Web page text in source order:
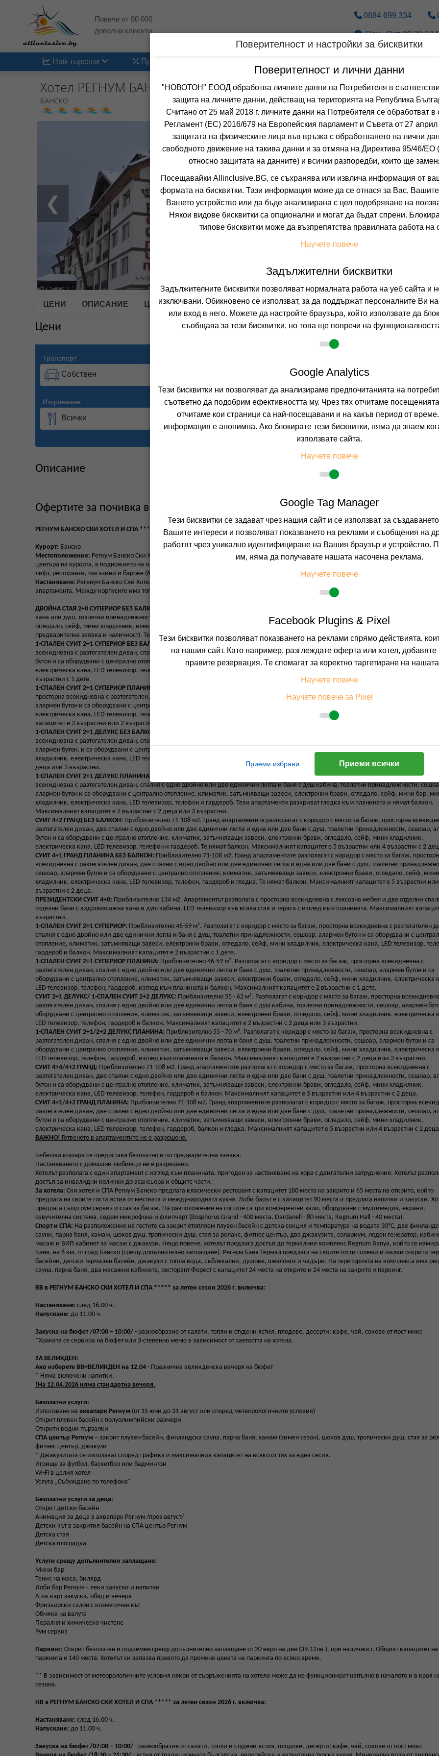
Повече от 80 000
доволни клиенти
0884 699 334
Пон.- Пет. 09.30-
Най-търсени Промоции
Хотел РЕГНУМ БАНСКО СКИ ХОТЕЛ И СПА
БАНСКО
❮ ❯
ЦЕНИ ОПИСАНИЕ ЦЕНИТЕ ВКЛЮЧВАТ УДОБСТВА В ХОТЕЛА FAQ ЗА ХОТЕЛА
Цени
Транспорт
Собствен
Изхранване Настаняване
Всички 2 възрастни
Описание
Офертите за почивка в хотел РЕГНУМ БАНСКО СКИ ХОТЕЛ И СПА включват
РЕГНУМ БАНСКО СКИ ХОТЕЛ И СПА ***** , Банско
Курорт: Банско
Местоположение: Регнум Банско Ски Хотел и Спа се намира в близост до ски зоната, на 600 м от първата станция на ски лифта и на 1200 м
центъра на курорта, в подножието на планина Пирин и в непосредствена близост до река Глазне. В близост до хотела има станция на
лифт, ресторанти, магазини и барове (600 м).
Настаняване: Регенум Банско Ски Хотел и СПА се състои от 5 сгради и предлага настаняване в 130 напълно обзаведени и оборудвани
апартамента. Между корпусите има топла връзка. Ресторантът и рецепцията се намират в блокове С и Д, а СПА центърът е в блок Б.
ДВОЙНА СТАЯ 2+0 СУПЕРИОР БЕЗ БАЛКОН:
вана или душ, тоалетни принадлежности, сешоар, алармен бутон, централно отопление, климатик, затъмняващи завеси, електронни
огледало, сейф, мини хладилник, електрическа кана, LED телевизор, телефон, гардероб, кухненски бокс (само в някои от тях, при
предварителна заявка и наличност). Тези стаи нямат балкон. Максималният капацитет е 2 възрастни.
1-СПАЛЕН СУИТ 2+1 СУПЕРИОР БЕЗ БАЛКОН:
2
. Апартаментите разполагат с коридор с място за багаж, просторна
всекидневна с разтегателен диван, спалня с едно двойно или две единични легла и баня с душ, тоалетни принадлежности, сешоар,
бутон и са оборудвани с централно отопление, климатик, затъмняващи завеси, електронни брави, огледало, сейф, мини хладилник,
електрическа кана, LED телевизор, телефон и гардероб. Тези апартаменти нямат балкон. Максималният капацитет е 3 възрастни или 2
възрастни с 1 дете.
1-СПАЛЕН СУИТ 2+1 СУПЕРИОР ПЛАНИНА БЕЗ БАЛКОН:
просторна всекидневна с разтегателен диван, спалня с едно двойно или две единични легла и баня с душ, тоалетни принадлежности,
алармен бутон и са оборудвани с централно отопление, климатик, затъмняващи завеси, електронни брави, огледало, сейф, мини
електрическа кана, LED телевизор, телефон и гардероб. Тези апартаменти разкриват гледка към планината и нямат балкон.
капацитет е 3 възрастни или 2 възрастни с 1 дете.
1-СПАЛЕН СУИТ 2+1 ДЕЛУКС БЕЗ БАЛКОН:
всекидневна с разтегателен диван, спалня с едно двойно или две единични легла и баня с душ кабина, тоалетни принадлежности,
алармен бутон, и са оборудвани с централно отопление, климатик, затъмняващи завеси, електронни брави, огледало, сейф, мини бар,
хладилник, електрическа кана, LED телевизор, телефон и гардероб. Тези апартаменти нямат балкон. Максималният капацитет е 2
деца или 3 възрастни.
1-СПАЛЕН СУИТ 2+1 ДЕЛУКС ПЛАНИНА БЕЗ БАЛКОН:
Приблизително 55 - 70 м². Те са по-просторни, имат коридор с място за багаж,
всекидневна с разтегателен диван, спалня с едно двойно или две единични легла и баня с душ кабина, тоалетни принадлежности,
алармен бутон и са оборудвани с централно отопление, климатик, затъмняващи завеси, електронни брави, огледало, сейф, мини бар,
хладилник, електрическа кана, LED телевизор, телефон и гардероб. Тези апартаменти разкриват гледка към планината и нямат балкон.
Максималният капацитет е 2 възрастни с 2 деца или 3 възрастни.
СУИТ 4+2 ГРАНД БЕЗ БАЛКОН: Приблизително 71-108 м2. Гранд апартаментите разполагат с коридор с място за багаж, просторна
разтегателен диван, две спални с едно двойно или две единични легла и една или две бани с душ, тоалетни принадлежности, сешоар,
бутон и са оборудвани с централно отопление, климатик, затъмняващи завеси, електронни брави, огледало, сейф, мини хладилник,
електрическа кана, LED телевизор, телефон и гардероб. Те нямат балкон. Максималният капацитет е 5 възрастни или 4 възрастни с 2
СУИТ 4+1 ГРАНД ПЛАНИНА БЕЗ БАЛКОН: Приблизително 71-108 м2. Гранд апартаментите разполагат с коридор с място за багаж,
всекидневна с разтегателен диван, две спални с едно двойно или две единични легла и една или две бани с душ, тоалетни
сешоар, алармен бутон и са оборудвани с централно отопление, климатик, затъмняващи завеси, електронни брави, огледало, сейф, мини
хладилник, електрическа кана, LED телевизор, телефон, гардероб и гледка. Те нямат балкон. Максималният капацитет е 5 възрастни
възрастни с 2 деца.
ПРЕЗИДЕНТСКИ СУИТ 4+0: Приблизително 134 м2. Апартаментът разполага с просторна всекидневна с луксозна мебел и две отделни
отделни бани с хидромасажна вана и душ кабина, LED телевизор във всяка стая и тераса с изглед към планината. Максималният
възрастни.
1-СПАЛЕН СУИТ 2+1 СУПЕРИОР: Приблизително 46-59 м². Разполагат с коридор с място за багаж, просторна всекидневна с разтегателен
спалня с едно двойно или две единични легла и баня с душ, тоалетни принадлежности, сешоар, алармен бутон и са оборудвани с
отопление, климатик, затъмняващи завеси, електронни брави, огледало, сейф, мини хладилник, електрическа кана, LED телевизор,
гардероб и балкон. Максималният капацитет е 2 възрастни с 1 дете.
1-СПАЛЕН СУИТ 2+1 СУПЕРИОР ПЛАНИНА: Приблизително 46-59 м². Разполагат с коридор с място за багаж, просторна всекидневна с
разтегателен диван, спалня с едно двойно или две единични легла и баня с душ, тоалетни принадлежности, сешоар, алармен бутон и са
оборудвани с централно отопление, климатик, затъмняващи завеси, електронни брави, огледало, сейф, мини хладилник, електрическа
LED телевизор, телефон, гардероб, изглед към планината и балкон. Максималният капацитет е 2 възрастни с 1 дете.
СУИТ 2+1 ДЕЛУКС/ 1-СПАЛЕН СУИТ 2+2 ДЕЛУКС: Приблизително 55 - 62 м². Разполагат с коридор с място за багаж, просторна
разтегателен диван, спалня с едно двойно или две единични легла и баня с душ кабина, тоалетни принадлежности, сешоар, алармен
оборудвани с централно отопление, климатик, затъмняващи завеси, електронни брави, огледало, сейф, мини хладилник, електрическа
LED телевизор, телефон, гардероб и балкон. Максималният капацитет е 2 възрастни с 2 деца или 3 възрастни.
1-СПАЛЕН СУИТ 2+1/2+2 ДЕЛУКС ПЛАНИНА: Приблизително 55 - 70 м². Разполагат с коридор с място за багаж, просторна всекидневна с
разтегателен диван, спалня с едно двойно или две единични легла и баня с душ, тоалетни принадлежности, сешоар, алармен бутон и са
оборудвани с централно отопление, климатик, затъмняващи завеси, електронни брави, огледало, сейф, мини хладилник, електрическа
LED телевизор, телефон, гардероб, изглед към планината и балкон. Максималният капацитет е 2 възрастни с 2 деца или 3 възрастни.
СУИТ 4+4/4+2 ГРАНД: Приблизително 71-108 м2. Гранд апартаментите разполагат с коридор с място за багаж, просторна всекидневна с
разтегателен диван, две спални с едно двойно или две единични легла и една или две бани с душ, тоалетни принадлежности, сешоар,
бутон и са оборудвани с централно отопление, климатик, затъмняващи завеси, електронни брави, огледало, сейф, мини хладилник,
електрическа кана, LED телевизор, телефон, гардероб и балкон. Максималният капацитет е 5 възрастни или 4 възрастни с 2 деца.
СУИТ 4+1/4+2 ГРАНД ПЛАНИНА: Приблизително 71-108 м2. Гранд апартаментите разполагат с коридор с място за багаж, просторна
разтегателен диван, две спални с едно двойно или две единични легла и една или две бани с душ, тоалетни принадлежности, сешоар,
бутон и са оборудвани с централно отопление, климатик, затъмняващи завеси, електронни брави, огледало, сейф, мини хладилник,
електрическа кана, LED телевизор, телефон, гардероб, балкон и гледка. Максималният капацитет е 5 възрастни или 4 възрастни с 2
ВАЖНО! Готвенето в апартаментите не е разрешено.
Бебешка кошара се предоставя безплатно и по предварителна заявка.
Настаняването с домашни любимци не е разрешено.
Хотелът разполага с един апартамент с изглед към планината, пригоден за настаняване на хора с двигателни затруднения. Хотелът
достъп за инвалидни колички до асансьора и общите части.
За хотела: Ски хотел и СПА Регнум Банско предлага класически ресторант с капацитет 180 места на закрито и 65 места на открито, който
предлага на своите гости ястия от местната и международната кухня. Лоби барът е с капацитет 90 места и предлага напитки и закуски.
предлага също рум сервиз и стая за багаж. На разположение на гостите са три конферентни зали, оборудвани с мултимедия, екрани,
озвучителна система, седем микрофона и флипчарт (Bosphorus Grand - 400 места, Dardaneli - 80 места, Regnum Hall - 40 места).
Спорт и СПА: На разположение на гостите са закрит отопляем плувен басейн с детска секция и температура на водата 30°С, две
сауни, парна баня, хамам, шоков душ, тропически душ, стая за релакс, фитнес център, две джакузита, солариум, леден генератор,
масаж и ВИП кабинет за масаж с джакузи. Нещо повече, хотелът предлага достъп до термалния комплекс Regnum Banya, който се
Баня, на 6 км. от град Банско (срещу допълнително заплащане). Регнум Баня Термал предлага на своите гости големи и малки открити
басейни, детски термален басейн, джакузи с топла вода, съблекални, душове, шезлонги и чадъри. На територията на комплекса има
сауна, парна баня, два масажни кабинета, ресторант Форест с капацитет 24 места на открито и 24 места на закрито и паркинг.
BB в РЕГНУМ БАНСКО СКИ ХОТЕЛ И СПА ***** за летен сезон 2026 г. включва:
Настаняване: след 16.00 ч.
Напускане: до 11.00 ч.
Закуска на бюфет /07:00 – 10:00/ - разнообразие от салати, топли и студени ястия, плодове, десерти; кафе, чай, сокове от пост микс
*Храната се сервира на бюфет или 3-степенно меню в зависимост от заетостта на хотела.
ЗА ВЕЛИКДЕН:
Ако изберете BB+ВЕЛИКДЕН на 12.04 - Празнична великденска вечеря на бюфет
* Няма включени напитки.
!На 12.04.2026 няма стандартна вечеря.
Безплатни услуги:
Използване на аквапарк Регнум (от 15 юни до 31 август или според метеорологичните условия)
Открит плувен басейн с полуолимпийски размери
Открити водни пързалки
СПА център Регнум – закрит плувен басейн, финландска сауна, парна баня, хамам (зимен сезон), шоков душ, тропически душ, стая за
фитнес център, джакузи
* Джакузитата се използват според графика и максималния капацитет на всяко от тях за една сесия.
Игрище за футбол, баскетбол или бадминтон
Wi-Fi в целия хотел
Услуга „Събуждане по телефона“
Безплатни услуги за деца:
Открит детски басейн
Анимация за деца в аквапарк Регнум /през август/
Детски кът в закрития басейн на СПА център Регнум
Детска стая
Детска площадка
Услуги срещу допълнително заплащане:
Мини бар
Тенис на маса, билярд
Лоби бар Регнум – леки закуски и напитки
А-ла-карт закуска, обяд и вечеря
Фризьорски салон с козметичен кът
Обмяна на валута
Пералня и химическо чистене
Рум сервиз
Паркинг: Открит безплатен и подземен срещу допълнително заплащане от 20 евро на ден (39.12лв.), при наличност. Общият капацитет на
паркинга е 140 места. Хотелът си запазва правото да променя цената на паркинга по всяко време.
** В зависимост от метеорологичните условия някои от съоръженията на хотела може да не функционират напълно в началото и в края
сезона.
H B в РЕГНУМ БАНСКО СКИ ХОТЕЛ И СПА ***** за летен сезон 2026 г. включва:
Настаняване: след 16.00 ч.
Напускане: до 11.00 ч.
Закуска на бюфет /07:00 – 10:00/ - разнообразие от салати, топли и студени ястия, плодове, десерти; кафе, чай, сокове от пост микс
Поверителност и настройки за бисквитки
Поверителност и лични данни
"НОВОТОН" ЕООД обработва личните данни на Потребителя в
защита на личните данни, действащ на територията на Република
Считано от 25 май 2018 г. личните данни на Потребителя се обработват в
Регламент (ЕС) 2016/679 на Европейския парламент и Съвета от 27 април
защитата на физическите лица във връзка с обработването на лични
свободното движение на такива данни и за отмяна на Директива 95/46/
относно защитата на данните) и всички разпоредби, които ще
Посещавайки Allinclusive.BG, се съхранява или извлича информация от
формата на бисквитки. Тази информация може да се отнася за Вас,
Вашето устройство или да бъде анализирана с цел подобряване на
Някои видове бисквитки са опционални и могат да бъдат спрени.
типове бисквитки може да възпрепятства правилната работа на
Научете повече
Задължителни бисквитки
Задължителните бисквитки позволяват нормалната работа на уеб сайта и
изключвани. Обикновено се използват, за да поддържат персоналните Ви
или вход в него. Можете да настройте браузъра, който използвате да
съобщава за тези бисквитки, но това ще попречи на
Google Analytics
Тези бисквитки ни позволяват да анализираме предпочитанията на
съответно да подобрим ефективността му. Чрез тях отчитаме
отчитаме кои страници са най-посещавани и на какъв период от
информация е анонимна. Ако блокирате тези бисквитки, няма да знаем
използвате сайта.
Научете повече
Google Tag Manager
Тези бисквитки се задават чрез нашия сайт и се използват за
Вашите интереси и позволяват показването на реклами и съобщения на
работят чрез уникално идентифициране на Вашия браузър и устройство.
им, няма да получавате нашата насочена реклама.
Научете повече
Facebook Plugins & Pixel
Тези бисквитки позволяват показването на реклами спрямо действията,
на нашия сайт. Като например, разглеждате оферта или хотел, добавяте
правите резервация. Те спомагат за коректно таргетиране на
Научете повече
Научете повече за Pixel
Приеми избрани Приеми всички